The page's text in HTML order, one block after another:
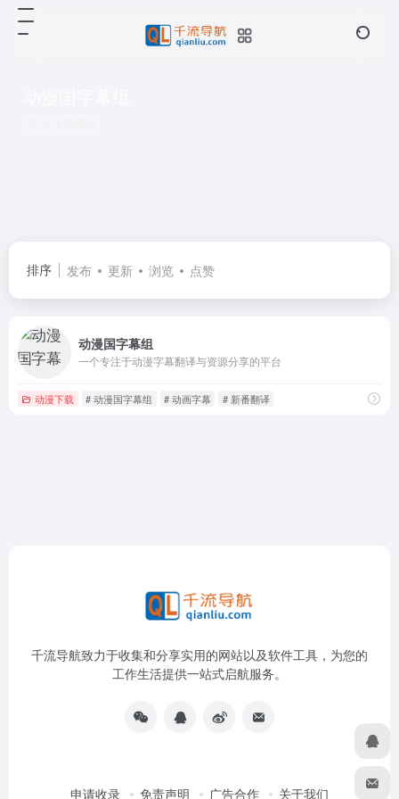
排序 发布 更新 浏览 点赞
动漫国字幕组
一个专注于动漫字幕翻译与资源分享的平台
动漫下载 # 动漫国字幕组 # 动画字幕 # 新番翻译
千流导航致力于收集和分享实用的网站以及软件工具，为您的
工作生活提供一站式启航服务。
申请收录 免责声明 广告合作 关于我们